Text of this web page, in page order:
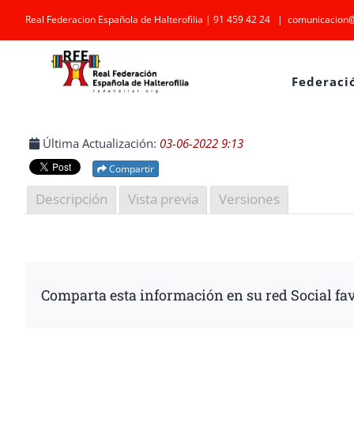
Saltar
al
contenido
Real Federacion Española de Halterofilia | 91 459 42 24 |
Última Actualización: 03-06-2022 9:13
Compartir
Descripción Vista previa Versiones
Comparta esta información en su red Social